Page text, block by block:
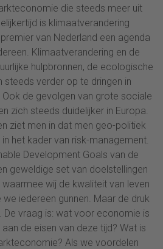
die steeds meer uit
is klimaatverandering
van Nederland een agenda
Klimaatverandering en de
hulpbronnen, de ecologische
steeds verder op te dringen in
de gevolgen van grote sociale
zich steeds duidelijker in Europa.
ziet men in dat men geo-politiek
het kader van risk-management.
Development Goals van de
geweldige set van doelstellingen
wij de kwaliteit van leven
iedereen gunnen. Maar de druk
vraag is: wat voor economie is
de eisen van deze tijd? Wat is
Als we voordelen